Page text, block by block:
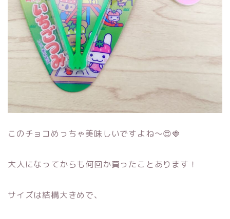
このチョコめっちゃ美味しいですよね～😍🍓
大人になってからも何回か買ったことあります！
サイズは結構大きめで、